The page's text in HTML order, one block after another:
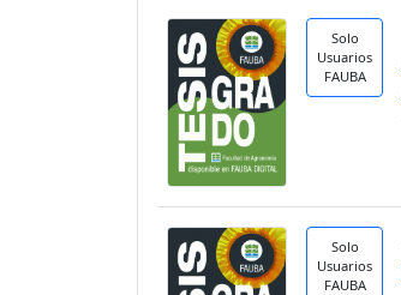
Solo
Usuarios
FAUBA
Solo
Usuarios
FAUBA